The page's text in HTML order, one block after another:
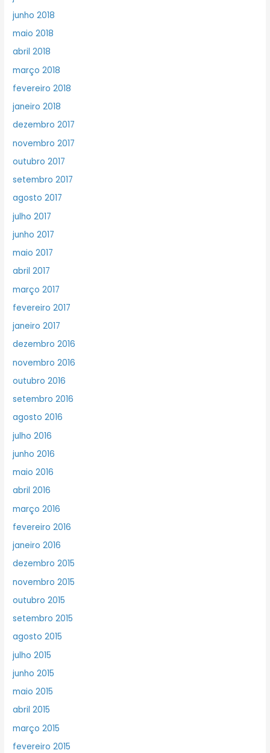
junho 2018
maio 2018
abril 2018
março 2018
fevereiro 2018
janeiro 2018
dezembro 2017
novembro 2017
outubro 2017
setembro 2017
agosto 2017
julho 2017
junho 2017
maio 2017
abril 2017
março 2017
fevereiro 2017
janeiro 2017
dezembro 2016
novembro 2016
outubro 2016
setembro 2016
agosto 2016
julho 2016
junho 2016
maio 2016
abril 2016
março 2016
fevereiro 2016
janeiro 2016
dezembro 2015
novembro 2015
outubro 2015
setembro 2015
agosto 2015
julho 2015
junho 2015
maio 2015
abril 2015
março 2015
fevereiro 2015